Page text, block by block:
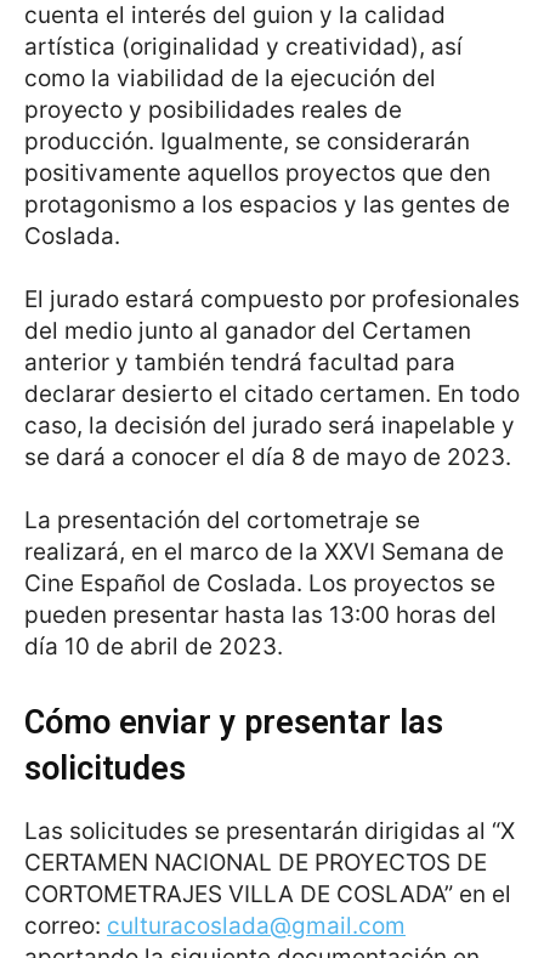
cuenta el interés del guion y la calidad
artística (originalidad y creatividad), así
como la viabilidad de la ejecución del
proyecto y posibilidades reales de
producción. Igualmente, se considerarán
positivamente aquellos proyectos que den
protagonismo a los espacios y las gentes de
Coslada.
El jurado estará compuesto por profesionales
del medio junto al ganador del Certamen
anterior y también tendrá facultad para
declarar desierto el citado certamen. En todo
caso, la decisión del jurado será inapelable y
se dará a conocer el día 8 de mayo de 2023.
La presentación del cortometraje se
realizará, en el marco de la XXVI Semana de
Cine Español de Coslada. Los proyectos se
pueden presentar hasta las 13:00 horas del
día 10 de abril de 2023.
Cómo enviar y presentar las
solicitudes
Las solicitudes se presentarán dirigidas al “X
CERTAMEN NACIONAL DE PROYECTOS DE
CORTOMETRAJES VILLA DE COSLADA” en el
correo: culturacoslada@gmail.com